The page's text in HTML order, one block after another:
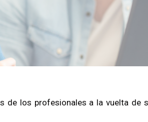
de los profesionales a la vuelta de